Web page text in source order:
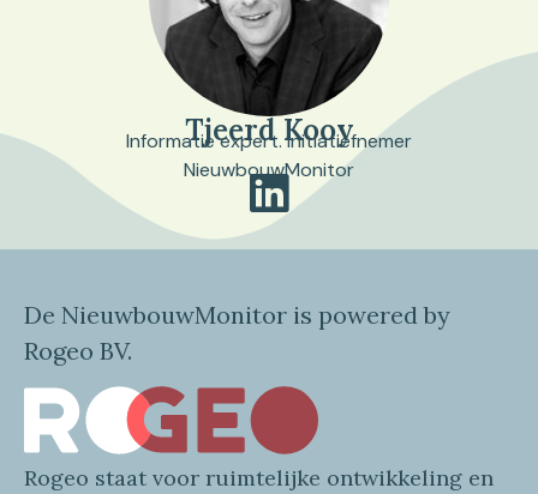
Tjeerd Kooy
Informatie expert. Initiatiefnemer
NieuwbouwMonitor
De NieuwbouwMonitor is powered by
Rogeo BV.
Rogeo staat voor ruimtelijke ontwikkeling en